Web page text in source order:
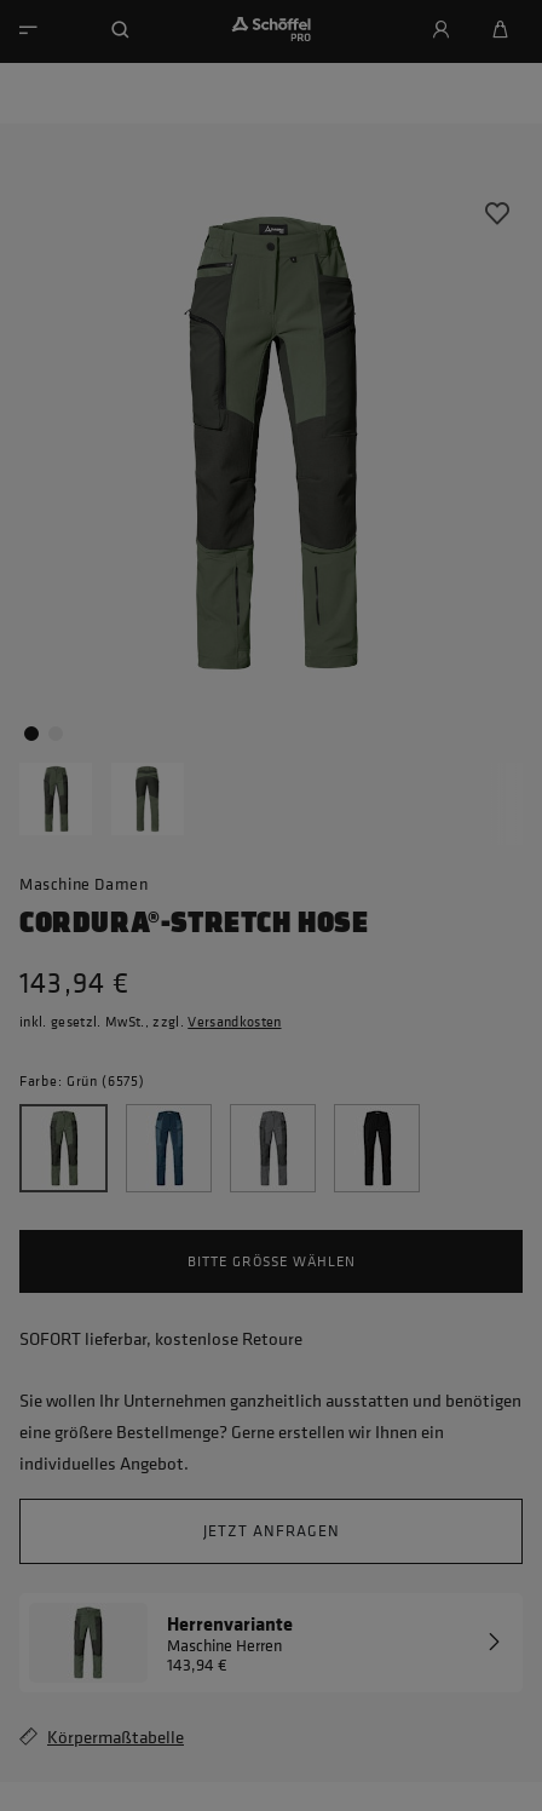
Maschine Damen
CORDURA®-STRETCH HOSE
143,94 €
inkl. gesetzl. MwSt., zzgl.Versandkosten
Farbe: Grün (6575)
BITTE GRÖSSE WÄHLEN
SOFORT lieferbar, kostenlose Retoure
Sie wollen Ihr Unternehmen ganzheitlich ausstatten und benötigen
eine größere Bestellmenge? Gerne erstellen wir Ihnen ein
individuelles Angebot.
JETZT ANFRAGEN
Herrenvariante
Maschine Herren
143,94 €
Körpermaßtabelle